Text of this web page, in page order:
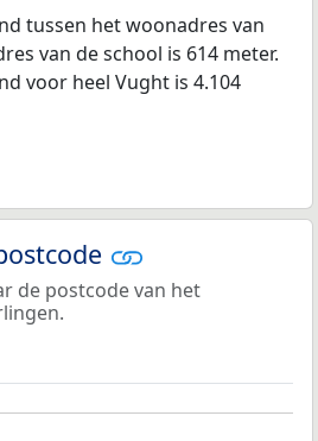
tussen het woonadres van
van de school is 614 meter.
voor heel Vught is 4.104
de postcode van het